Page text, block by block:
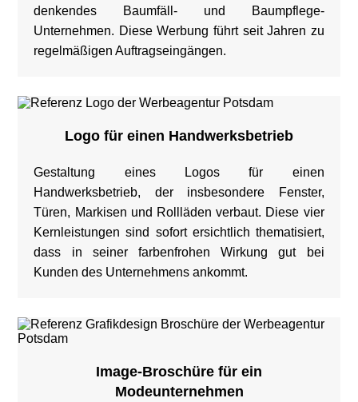
denkendes Baumfäll- und Baumpflege-
Unternehmen. Diese Werbung führt seit Jahren zu
regelmäßigen Auftragseingängen.
Logo für einen Handwerksbetrieb
Gestaltung eines Logos für einen
Handwerksbetrieb, der insbesondere Fenster,
Türen, Markisen und Rollläden verbaut. Diese vier
Kernleistungen sind sofort ersichtlich thematisiert,
dass in seiner farbenfrohen Wirkung gut bei
Kunden des Unternehmens ankommt.
Image-Broschüre für ein
Modeunternehmen